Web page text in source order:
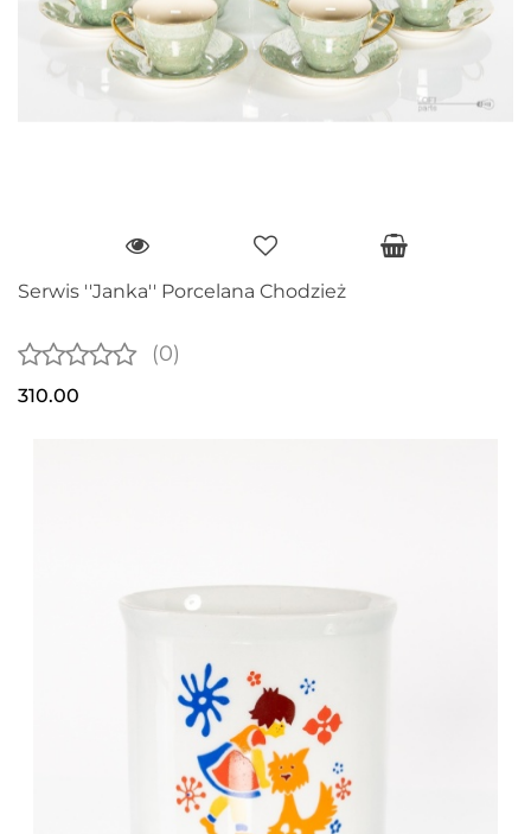
Serwis ''Janka'' Porcelana Chodzież
(0)
310.00